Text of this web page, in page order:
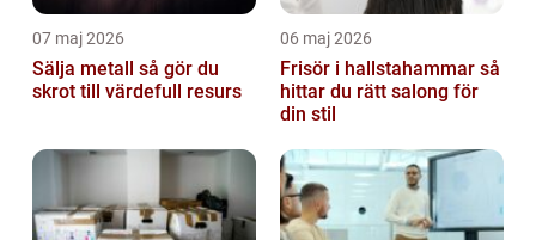
07 maj 2026
Sälja metall så gör du
skrot till värdefull resurs
06 maj 2026
Frisör i hallstahammar så
hittar du rätt salong för
din stil